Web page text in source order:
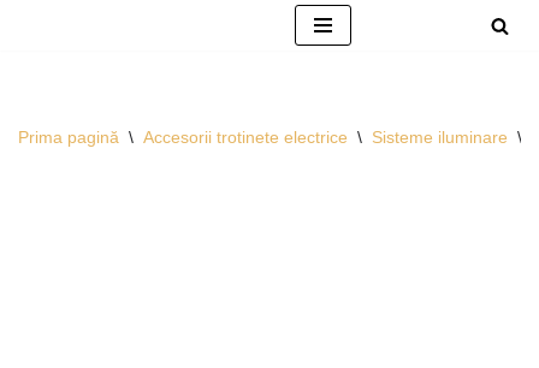
Prima pagină \ Accesorii trotinete electrice \ Sisteme iluminare \